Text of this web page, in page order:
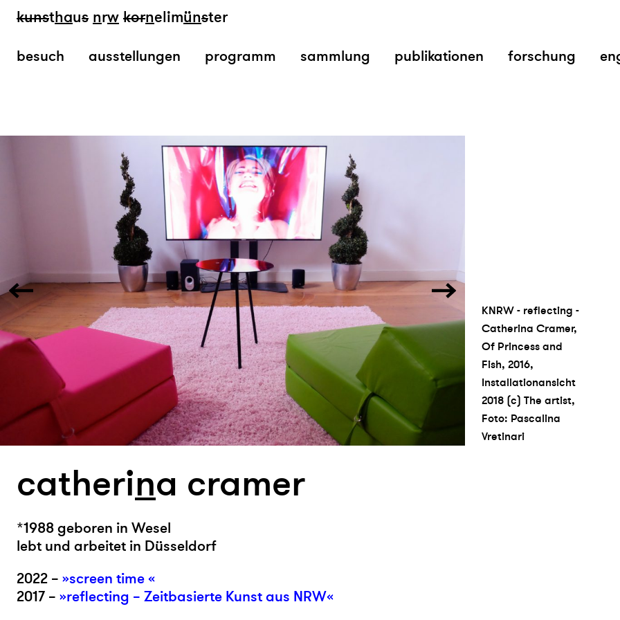
kunsthaus nrw kornelimünster
besuch ausstellungen programm sammlung publikationen forschung
KNRW - reflecting -
Catherina Cramer,
Of Princess and
Fish, 2016,
Installationansicht
2018 (c) The artist,
Foto: Pascalina
Vretinari
catherina cramer
*1988 geboren in Wesel
lebt und arbeitet in Düsseldorf
2022 – »screen time «
2017 – »reflecting – Zeitbasierte Kunst aus NRW«